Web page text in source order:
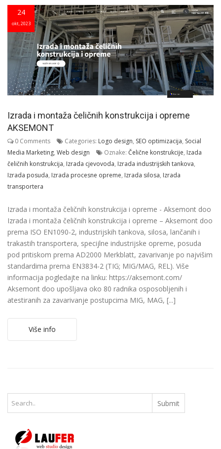
24
okt, 2023
Izrada i montaža čeličnih konstrukcija i opreme
AKSEMONT
0 Comments Categories: Logo design, SEO optimizacija, Social
Media Marketing, Web design Oznake: Čelične konstrukcije, Izada
čeličnih konstrukcija, Izrada cjevovoda, Izrada industrijskih tankova,
Izrada posuda, Izrada procesne opreme, Izrada silosa, Izrada
transportera
Izrada i montaža čeličnih konstrukcija i opreme - Aksemont doo
Izrada i montaža čeličnih konstrukcija i opreme – Aksemont doo
prema ISO EN1090-2, industrijskih tankova, silosa, lančanih i
trakastih transportera, specijlne industrijske opreme, posuda
pod pritiskom prema AD2000 Merkblatt, zavarivanje po najvišim
standardima prema EN3834-2 (TIG; MIG/MAG, REL). Više
informacija pogledajte na linku: https://aksemont.com/
Aksemont doo upošljava oko 80 radnika osposobljenih i
atestiranih za zavarivanje postupcima MIG, MAG, [...]
Više info